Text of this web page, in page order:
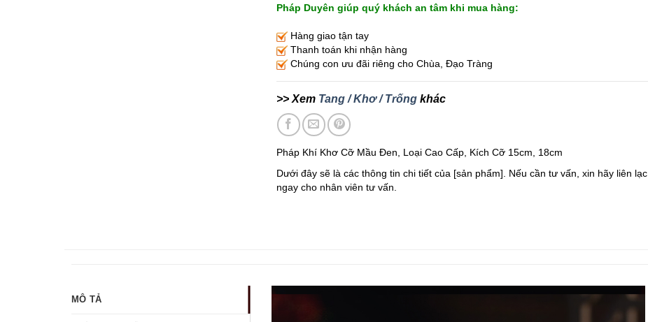
Pháp Duyên giúp quý khách an tâm khi mua hàng:
Hàng giao tận tay
Thanh toán khi nhận hàng
Chúng con ưu đãi riêng cho Chùa, Đạo Tràng
>> Xem Tang / Khơ / Trốngkhác
Pháp Khí Khơ Cỡ Mầu Đen, Loại Cao Cấp, Kích Cỡ 15cm, 18cm
Dưới đây sẽ là các thông tin chi tiết của [sản phẩm]. Nếu cần tư vấn, xin hãy liên lạc
ngay cho nhân viên tư vấn.
MÔ TẢ